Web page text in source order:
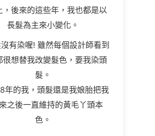
，後來的這些年，我也都是以
長髮為主來小變化。
有染喔! 雖然每個設計師看到
很想替我改變髮色，要我染頭
髮。
年的我，頭髮還是我娘胎把我
之後一直維持的黃毛丫頭本
色。